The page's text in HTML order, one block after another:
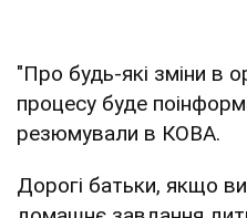
"Про будь-які зміни в
процесу буде
резюмували в КОВА.
Дорогі батьки, якщо